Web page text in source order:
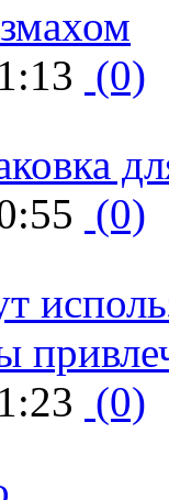
(0)
(0)
(0)